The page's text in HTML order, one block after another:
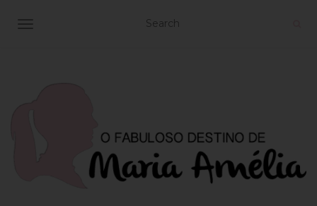
TOGGLE NAVIGATION